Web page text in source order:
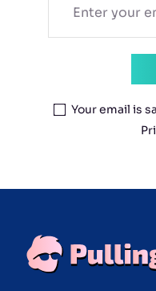
Your email is